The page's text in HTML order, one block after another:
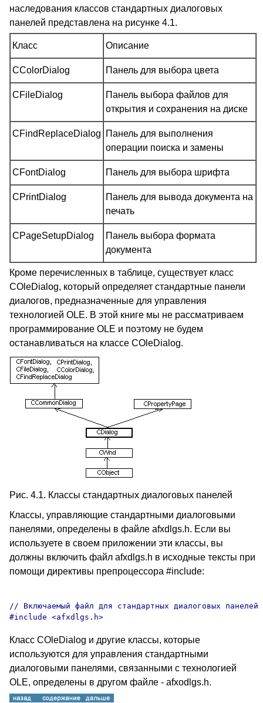
наследования классов стандартных диалоговых
панелей представлена на рисунке 4.1.
Класс Описание
CColorDialog Панель для выбора цвета
CFileDialog
Панель выбора файлов для
открытия и сохранения на диске
CFindReplaceDialog
Панель для выполнения
операции поиска и замены
CFontDialog Панель для выбора шрифта
CPrintDialog
Панель для вывода документа на
печать
CPageSetupDialog
Панель выбора формата
документа
Кроме перечисленных в таблице, существует класс
COleDialog, который определяет стандартные панели
диалогов, предназначенные для управления
технологией OLE. В этой книге мы не рассматриваем
программирование OLE и поэтому не будем
останавливаться на классе COleDialog.
Рис. 4.1. Классы стандартных диалоговых панелей
Классы, управляющие стандартными диалоговыми
панелями, определены в файле afxdlgs.h. Если вы
используете в своем приложении эти классы, вы
должны включить файл afxdlgs.h в исходные тексты при
помощи директивы препроцессора #include:
// Включаемый файл для стандартных диалоговых панелей
Класс COleDialog и другие классы, которые
используются для управления стандартными
диалоговыми панелями, связанными с технологией
OLE, определены в другом файле - afxodlgs.h.